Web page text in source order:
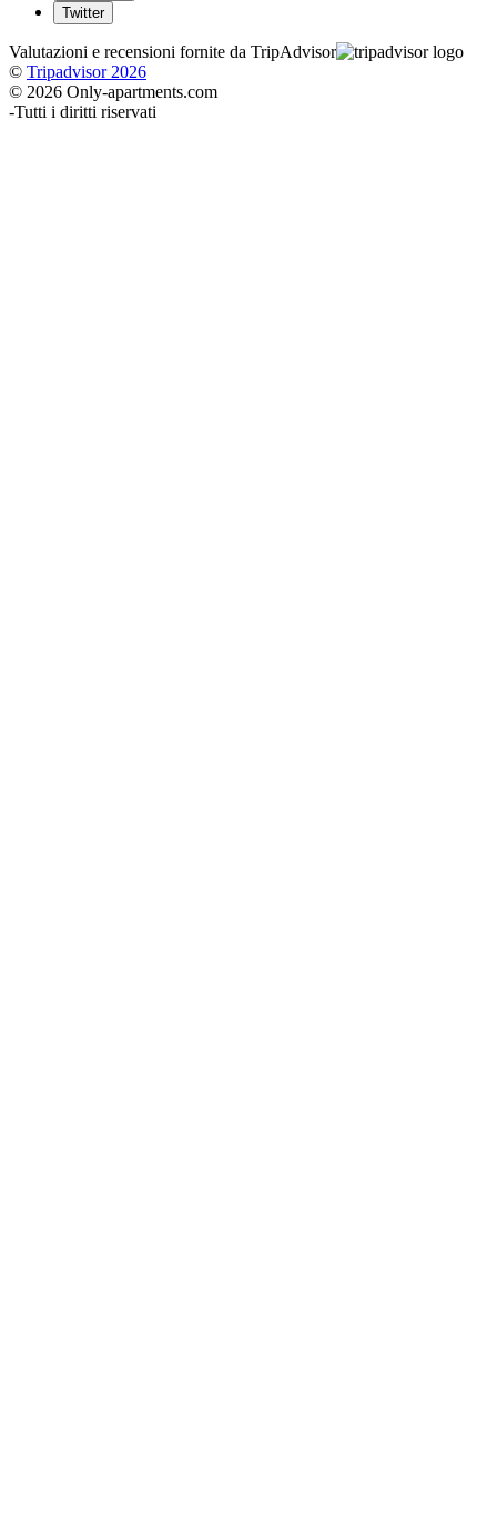
Twitter
Valutazioni e recensioni fornite da TripAdvisor
© Tripadvisor 2026
© 2026 Only-apartments.com
-Tutti i diritti riservati